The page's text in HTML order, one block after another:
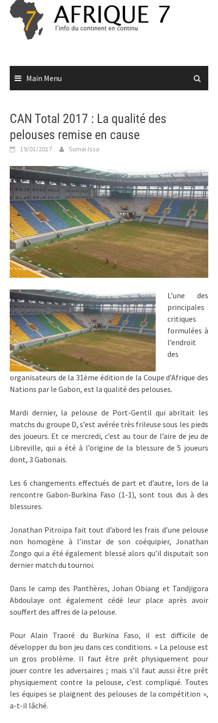
Skip
content
Main Menu
CAN Total 2017 : La qualité des
pelouses remise en cause
19/01/2017 Sumai Issa
L’une des
principales
critiques
formulées à
l’endroit
des
organisateurs de la 31ème édition de la Coupe d’Afrique des
Nations par le Gabon, est la qualité des pelouses.
Mardi dernier, la pelouse de Port-Gentil qui abritait les
matchs du groupe D, s’est avérée très frileuse sous les pieds
des joueurs. Et ce mercredi, c’est au tour de l’aire de jeu de
Libreville, qui a été à l’origine de la blessure de 5 joueurs
dont, 3 Gabonais.
Les 6 changements effectués de part et d’autre, lors de la
rencontre Gabon-Burkina Faso (1-1), sont tous dus à des
blessures.
Jonathan Pitroipa fait tout d’abord les frais d’une pelouse
non homogène à l’instar de son coéquipier, Jonathan
Zongo qui a été également blessé alors qu’il disputait son
dernier match du tournoi.
Dans le camp des Panthères, Johan Obiang et Tandjigora
Abdoulaye ont également cédé leur place après avoir
souffert des affres de la pelouse.
Pour Alain Traoré du Burkina Faso, il est difficile de
développer du bon jeu dans ces conditions. « La pelouse est
un gros problème. Il faut être prêt physiquement pour
jouer contre les adversaires ; mais s’il faut aussi être prêt
physiquement contre la pelouse, c’est compliqué. Toutes
les équipes se plaignent des pelouses de la compétition »,
a-t-il lâché.